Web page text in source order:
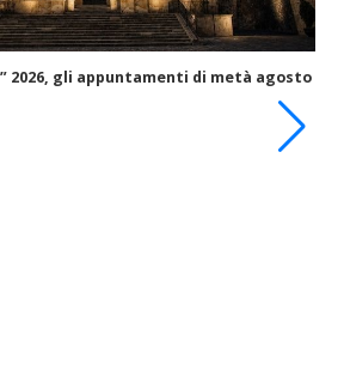
2026, gli appuntamenti di metà agosto